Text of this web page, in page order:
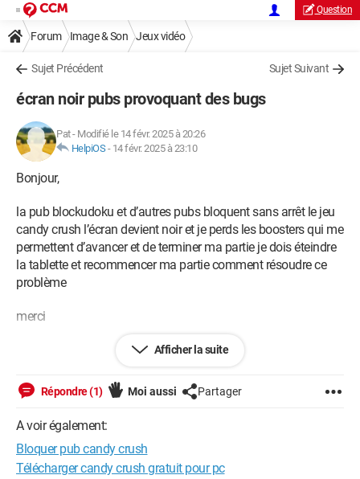
Question
Forum Image & Son Jeux vidéo
Sujet Précédent Sujet Suivant
écran noir pubs provoquant des bugs
Pat- Modifié le 14 févr. 2025 à 20:26
HelpiOS- 14 févr. 2025 à 23:10
Bonjour,
la pub blockudoku et d’autres pubs bloquent sans arrêt le jeu
candy crush l’écran devient noir et je perds les boosters qui me
permettent d’avancer et de terminer ma partie je dois éteindre
la tablette et recommencer ma partie comment résoudre ce
problème
merci
Afficher la suite
Répondre (1) Moi aussi Partager
A voir également:
Bloquer pub candy crush
Télécharger candy crush gratuit pour pc